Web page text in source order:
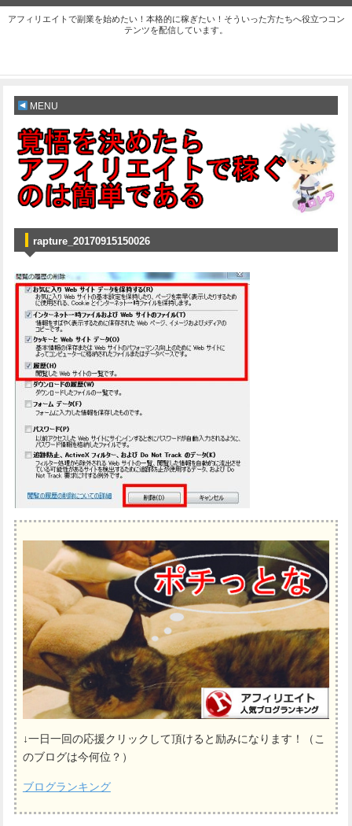
アフィリエイトで副業を始めたい！本格的に稼ぎたい！そういった方たちへ役立つコン
テンツを配信しています。
MENU
rapture_20170915150026
↓一日一回の応援クリックして頂けると励みになります！（こ
のブログは今何位？）
ブログランキング